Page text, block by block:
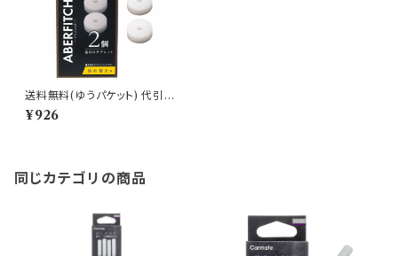
送料無料(ゆうパケット) 代引不
可 ブラング エア タブレット アバ
フィッチ【H1645】
¥926
同じカテゴリの商品